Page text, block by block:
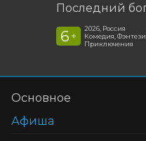
6 +
2026, Россия
Комедия, Фэнтези,
Приключения
Основное
Афиша